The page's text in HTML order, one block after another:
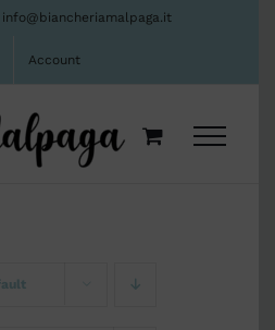
info@biancheriamalpaga.it
Account